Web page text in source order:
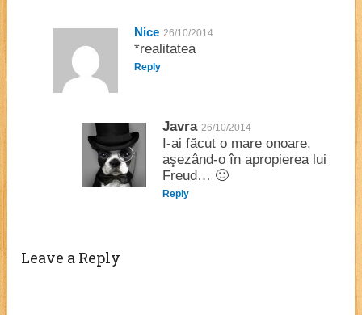
Nice 26/10/2014
*realitatea
Reply
Javra 26/10/2014
I-ai făcut o mare onoare,
aşezând-o în apropierea lui
Freud… 🙂
Reply
Leave a Reply